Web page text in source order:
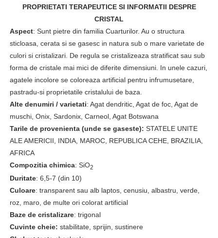
PROPRIETATI TERAPEUTICE SI INFORMATII DESPRE
CRISTAL
Aspect: Sunt pietre din familia Cuarturilor. Au o structura
sticloasa, cerata si se gasesc in natura sub o mare varietate de
culori si cristalizari. De regula se cristalizeaza stratificat sau sub
forma de cristale mai mici de diferite dimensiuni. In unele cazuri,
agatele incolore se coloreaza artificial pentru infrumusetare,
pastradu-si proprietatile cristalului de baza.
Alte denumiri / varietati: Agat dendritic, Agat de foc, Agat de
muschi, Onix, Sardonix, Carneol, Agat Botswana
Tarile de provenienta (unde se gaseste): STATELE UNITE
ALE AMERICII, INDIA, MAROC, REPUBLICA CEHE, BRAZILIA,
AFRICA
Compozitia chimica: SiO2
Duritate: 6,5-7 (din 10)
Culoare: transparent sau alb laptos, cenusiu, albastru, verde,
roz, maro, de multe ori colorat artificial
Baze de cristalizare: trigonal
Cuvinte cheie: stabilitate, sprijin, sustinere